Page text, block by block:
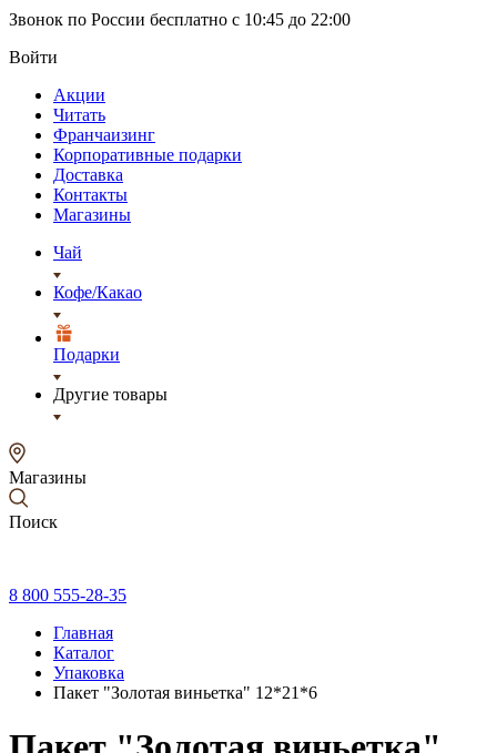
Звонок по России бесплатно c 10:45 до 22:00
Войти
Акции
Читать
Франчаизинг
Корпоративные подарки
Доставка
Контакты
Магазины
Чай
Кофе/Какао
Подарки
Другие товары
Магазины
Поиск
8 800 555-28-35
Главная
Каталог
Упаковка
Пакет "Золотая виньетка" 12*21*6